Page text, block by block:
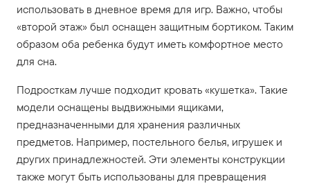
использовать в дневное время для игр. Важно, чтобы
«второй этаж» был оснащен защитным бортиком. Таким
образом оба ребенка будут иметь комфортное место
для сна.
Подросткам лучше подходит кровать «кушетка». Такие
модели оснащены выдвижными ящиками,
предназначенными для хранения различных
предметов. Например, постельного белья, игрушек и
других принадлежностей. Эти элементы конструкции
также могут быть использованы для превращения